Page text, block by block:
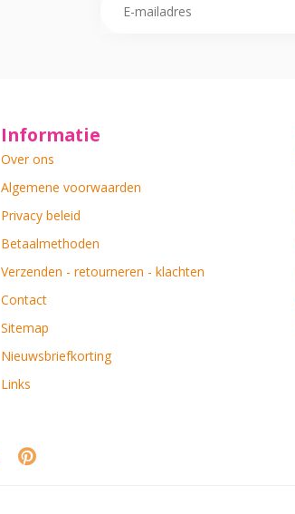
Informatie
Over ons
Algemene voorwaarden
Privacy beleid
Betaalmethoden
Verzenden - retourneren - klachten
Contact
Sitemap
Nieuwsbriefkorting
Links